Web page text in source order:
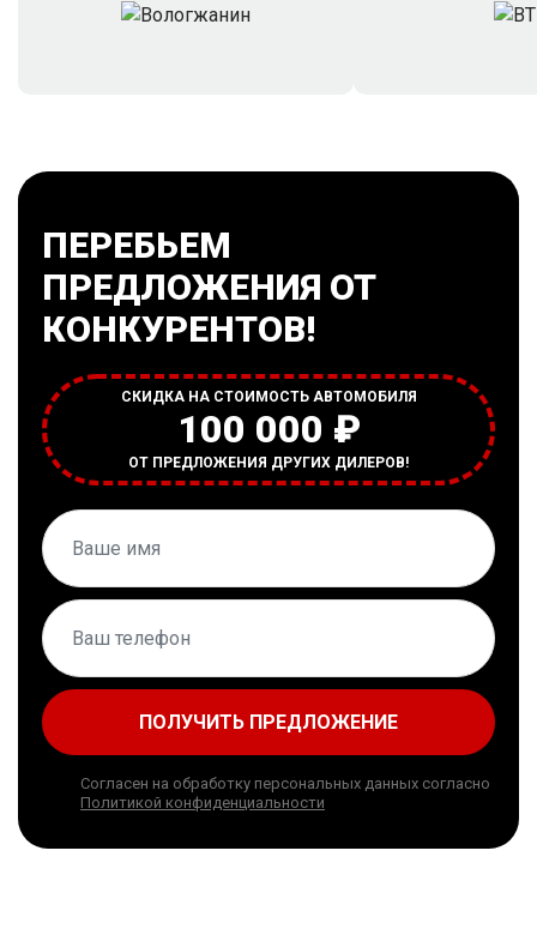
ПЕРЕБЬЕМ
ПРЕДЛОЖЕНИЯ ОТ
КОНКУРЕНТОВ!
СКИДКА НА СТОИМОСТЬ АВТОМОБИЛЯ
100 000 ₽
ОТ ПРЕДЛОЖЕНИЯ ДРУГИХ ДИЛЕРОВ!
ПОЛУЧИТЬ ПРЕДЛОЖЕНИЕ
Согласен на обработку персональных данных согласно
Политикой конфиденциальности